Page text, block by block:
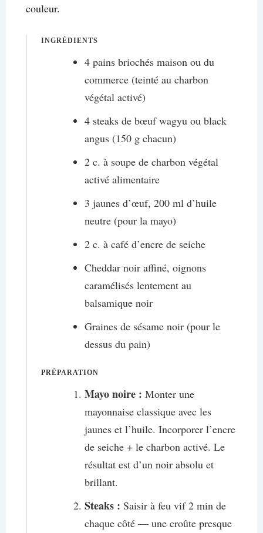
couleur.
INGRÉDIENTS
4 pains briochés maison ou du
commerce (teinté au charbon
végétal activé)
4 steaks de bœuf wagyu ou black
angus (150 g chacun)
2 c. à soupe de charbon végétal
activé alimentaire
3 jaunes d’œuf, 200 ml d’huile
neutre (pour la mayo)
2 c. à café d’encre de seiche
Cheddar noir affiné, oignons
caramélisés lentement au
balsamique noir
Graines de sésame noir (pour le
dessus du pain)
PRÉPARATION
Mayo noire : Monter une
mayonnaise classique avec les
jaunes et l’huile. Incorporer l’encre
de seiche + le charbon activé. Le
résultat est d’un noir absolu et
brillant.
Steaks : Saisir à feu vif 2 min de
chaque côté — une croûte presque